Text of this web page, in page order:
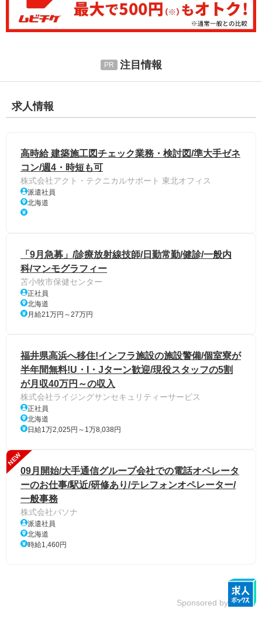
注目情報
求人情報
高時給 建築施工図チェック業務・検討図/準大手ゼネ
コン/週4・時短も可
株式会社アクト・テクニカルサポート 東北オフィス
派遣社員
北海道
「9月急募」/診療放射線技師/日勤常勤/健診/一般内
科/マンモグラフィー
苫小牧市保健センター
正社員
北海道
月給21万円～27万円
福井県高浜へ移住!インフラ施設の施設警備/個室寮が
半年間無料!U・I・Jターン歓迎/現役スタッフの5割
が月収40万円～の収入
株式会社ライジングサンセキュリティーサービス
正社員
北海道
日給1万2,025円～1万8,038円
NEW
09月開始/大手通信グループ会社での電話オペレータ
ーのお仕事/駅近/研修あり/テレフォンオペレーター/
一般事務
株式会社パソナ
派遣社員
北海道
時給1,460円
Sponsored by